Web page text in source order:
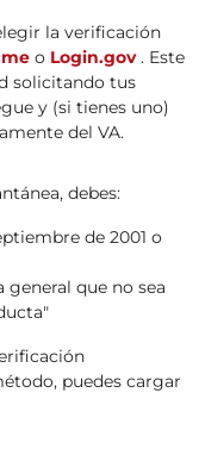
la verificación
o Login.gov. Este
solicitando tus
y (si tienes uno)
del VA.
debes:
de 2001 o
general que no sea
puedes cargar